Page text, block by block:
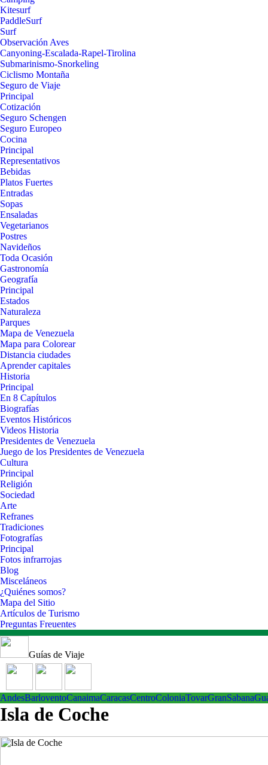
Kitesurf
PaddleSurf
Surf
Observación Aves
Canyoning-Escalada-Rapel-Tirolina
Submarinismo-Snorkeling
Ciclismo Montaña
Seguro de Viaje
Principal
Cotización
Seguro Schengen
Seguro Europeo
Cocina
Principal
Representativos
Bebidas
Platos Fuertes
Entradas
Sopas
Ensaladas
Vegetarianos
Postres
Navideños
Toda Ocasión
Gastronomía
Geografía
Principal
Estados
Naturaleza
Parques
Mapa de Venezuela
Mapa para Colorear
Distancia ciudades
Aprender capitales
Historia
Principal
En 8 Capítulos
Biografías
Eventos Históricos
Videos Historia
Presidentes de Venezuela
Juego de los Presidentes de Venezuela
Cultura
Principal
Religión
Sociedad
Arte
Refranes
Tradiciones
Fotografías
Principal
Fotos infrarrojas
Blog
Misceláneos
¿Quiénes somos?
Mapa del Sitio
Artículos de Turismo
Preguntas Freuentes
Guías de Viaje
AndesBarloventoCanaimaCaracasCentroColoniaTovarGranSabana
Isla de Coche